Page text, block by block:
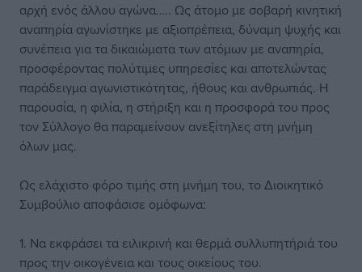
αρχή ενός άλλου αγώνα….. Ως άτομο με σοβαρή κινητική
αναπηρία αγωνίστηκε με αξιοπρέπεια, δύναμη ψυχής και
συνέπεια για τα δικαιώματα των ατόμων με αναπηρία,
προσφέροντας πολύτιμες υπηρεσίες και αποτελώντας
παράδειγμα αγωνιστικότητας, ήθους και ανθρωπιάς. Η
παρουσία, η φιλία, η στήριξη και η προσφορά του προς
τον Σύλλογο θα παραμείνουν ανεξίτηλες στη μνήμη
όλων μας.
Ως ελάχιστο φόρο τιμής στη μνήμη του, το Διοικητικό
Συμβούλιο αποφάσισε ομόφωνα:
1. Να εκφράσει τα ειλικρινή και θερμά συλλυπητήριά του
προς την οικογένεια και τους οικείους του.